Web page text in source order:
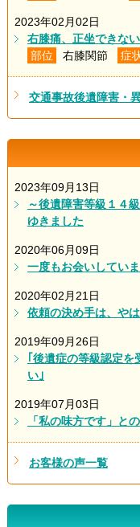
2023年02月02日
右膝痛、正坐できな
部位
右膝関節 症
交通事故後遺障害・
2023年09月13日
～後遺障害等級１４
ゆきました
2020年06月09日
一度もお会いしてい
2020年02月21日
依頼の決め手は、や
2019年09月26日
｢後遺症の等級認定を
い｣
2019年07月03日
「私の味方です」と
お客様の声一覧